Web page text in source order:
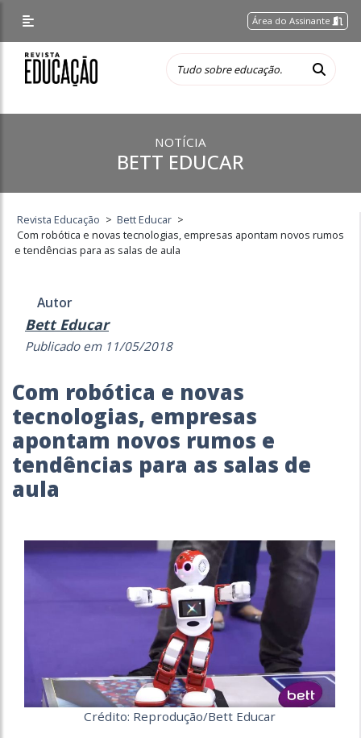
Área do Assinante
NOTÍCIA
BETT EDUCAR
Revista Educação > Bett Educar >
Com robótica e novas tecnologias, empresas apontam novos rumos
e tendências para as salas de aula
Autor
Bett Educar
Publicado em 11/05/2018
Com robótica e novas
tecnologias, empresas
apontam novos rumos e
tendências para as salas de
aula
Crédito: Reprodução/Bett Educar